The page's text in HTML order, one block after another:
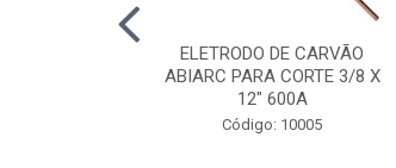
ELETRODO DE CARVÃO
ABIARC PARA CORTE 3/8 X
12" 600A
Código: 10005